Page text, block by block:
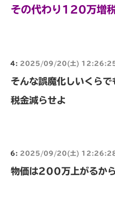
その代わり120万増
4: 2025/09/20(土)
そんな誤魔化しいくら
税金減らせよ
6: 2025/09/20(土)
物価は200万上がるか